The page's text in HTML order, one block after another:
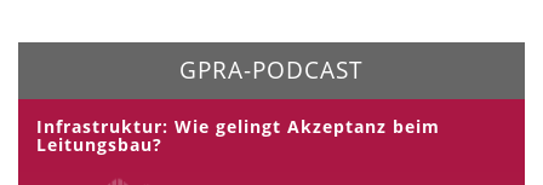
GPRA-PODCAST
Infrastruktur: Wie gelingt Akzeptanz beim
Leitungsbau?